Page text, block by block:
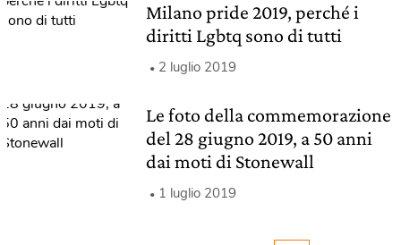
Milano pride 2019, perché i
diritti Lgbtq sono di tutti
2 luglio 2019
Le foto della commemorazione
del 28 giugno 2019, a 50 anni
dai moti di Stonewall
1 luglio 2019